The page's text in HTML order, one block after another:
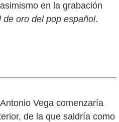
en la grabación
de oro del pop español.
Vega comenzaría
de la que saldría como